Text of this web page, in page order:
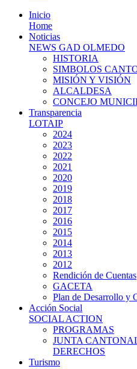
Inicio
Home
Noticias
NEWS GAD OLMEDO
HISTORIA
SIMBOLOS
MISIÓN Y VISIÓN
ALCALDESA
CONCEJO
Transparencia
LOTAIP
2024
2023
2022
2021
2020
2019
2018
2017
2016
2015
2014
2013
2012
Rendición de Cuentas
GACETA
Plan de Desarrollo y
Acción Social
SOCIAL ACTION
PROGRAMAS
JUNTA
DERECHOS
Turismo